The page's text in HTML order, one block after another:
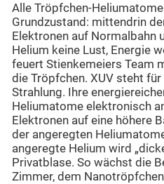
Alle Tröpfchen-
Grundzustand: mittendrin
Elektronen auf Normalbahn
Helium keine Lust, Energie
feuert Stienkemeiers Team
die Tröpfchen. XUV steht
Strahlung. Ihre
Heliumatome elektronisch
Elektronen auf eine höhere
der angeregten
angeregte Helium wird
Privatblase. So wächst die
Zimmer, dem